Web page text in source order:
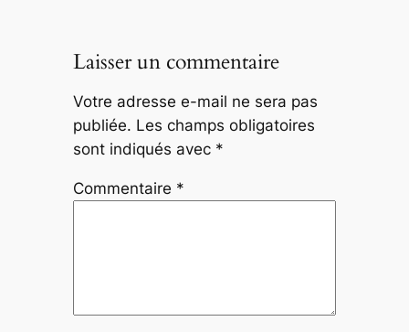
Laisser un commentaire
Votre adresse e-mail ne sera pas
publiée. Les champs obligatoires
sont indiqués avec *
Commentaire *